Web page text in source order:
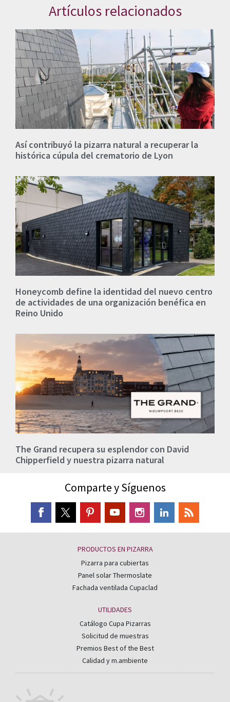
Artículos relacionados
Así contribuyó la pizarra natural a recuperar la
histórica cúpula del crematorio de Lyon
Honeycomb define la identidad del nuevo centro
de actividades de una organización benéfica en
Reino Unido
The Grand recupera su esplendor con David
Chipperfield y nuestra pizarra natural
Comparte y Síguenos
PRODUCTOS EN PIZARRA
Pizarra para cubiertas
Panel solar Thermoslate
Fachada ventilada Cupaclad
UTILIDADES
Catálogo Cupa Pizarras
Solicitud de muestras
Premios Best of the Best
Calidad y m.ambiente